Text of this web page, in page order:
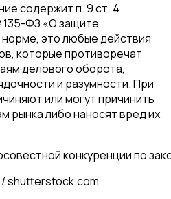
содержит п. 9 ст. 4
ФЗ «О защите
это любые действия
которые противоречат
делового оборота,
и разумности. При
или могут причинить
рынка либо наносят вред их
shutterstock.com